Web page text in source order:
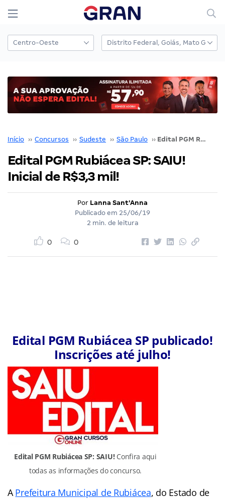
Início ›› Concursos ›› Sudeste ›› São Paulo ›› Edital PGM Rubiácea SP: SAIU! Inicial de R$3,3 mil!
Edital PGM Rubiácea SP: SAIU!
Inicial de R$3,3 mil!
Por Lanna Sant'Anna
Publicado em 25/06/19
2 min. de leitura
0 0
Edital PGM Rubiácea SP publicado!
Inscrições até julho!
Edital PGM Rubiácea SP: SAIU!Confira aqui
todas as informações do concurso.
APrefeitura Municipal de Rubiácea, do Estado de